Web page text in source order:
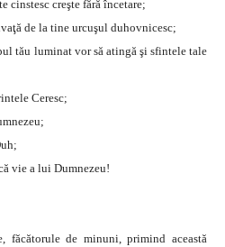
cinstesc creşte fără încetare;
de la tine urcuşul duhovnicesc;
tău luminat vor să atingă şi sfintele tale
Ceresc;
vie a lui Dumnezeu!
făcătorule de minuni, primind această